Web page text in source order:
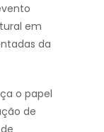
em
da
o papel
de